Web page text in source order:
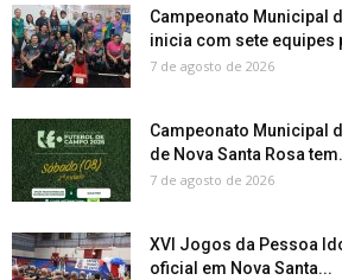
Campeonato Municipal
inicia com sete equipes
7 de agosto de 2026
Campeonato Municipal
de Nova Santa Rosa
7 de agosto de 2026
XVI Jogos da Pessoa
oficial em Nova Santa...